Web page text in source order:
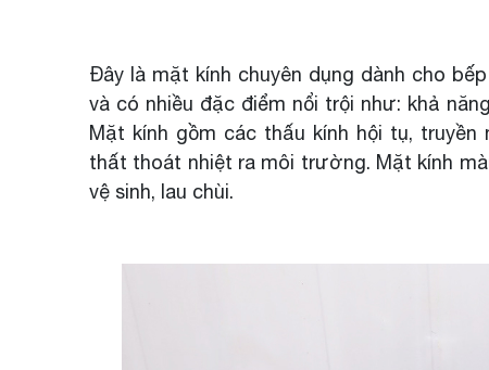
Đây là mặt kính chuyên dụng dành cho
và có nhiều đặc điểm nổi trội như: khả
Mặt kính gồm các thấu kính hội tụ,
thất thoát nhiệt ra môi trường. Mặt kính
vệ sinh, lau chùi.